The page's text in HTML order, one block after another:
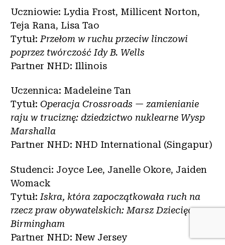
Uczniowie: Lydia Frost, Millicent Norton,
Teja Rana, Lisa Tao
Tytuł: Przełom w ruchu przeciw linczowi
poprzez twórczość Idy B. Wells
Partner NHD: Illinois
Uczennica: Madeleine Tan
Tytuł: Operacja Crossroads — zamienianie
raju w truciznę: dziedzictwo nuklearne Wysp
Marshalla
Partner NHD: NHD International (Singapur)
Studenci: Joyce Lee, Janelle Okore, Jaiden
Womack
Tytuł: Iskra, która zapoczątkowała ruch na
rzecz praw obywatelskich: Marsz Dziecięcy w
Birmingham
Partner NHD: New Jersey